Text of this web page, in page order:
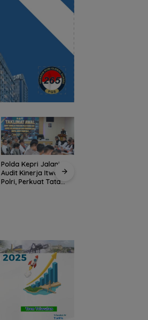
Anggota Jalani
Pemeriksaan Internal